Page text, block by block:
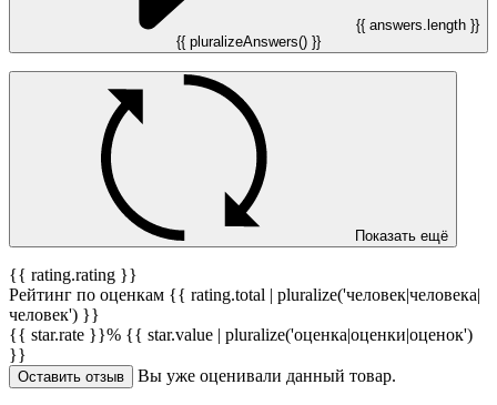
{{ answers.length }}
{{ pluralizeAnswers() }}
Показать ещё
{{ rating.rating }}
Рейтинг по оценкам {{ rating.total | pluralize('человек|человека|
человек') }}
{{ star.rate }}% {{ star.value | pluralize('оценка|оценки|оценок')
}}
Оставить отзыв Вы уже оценивали данный товар.